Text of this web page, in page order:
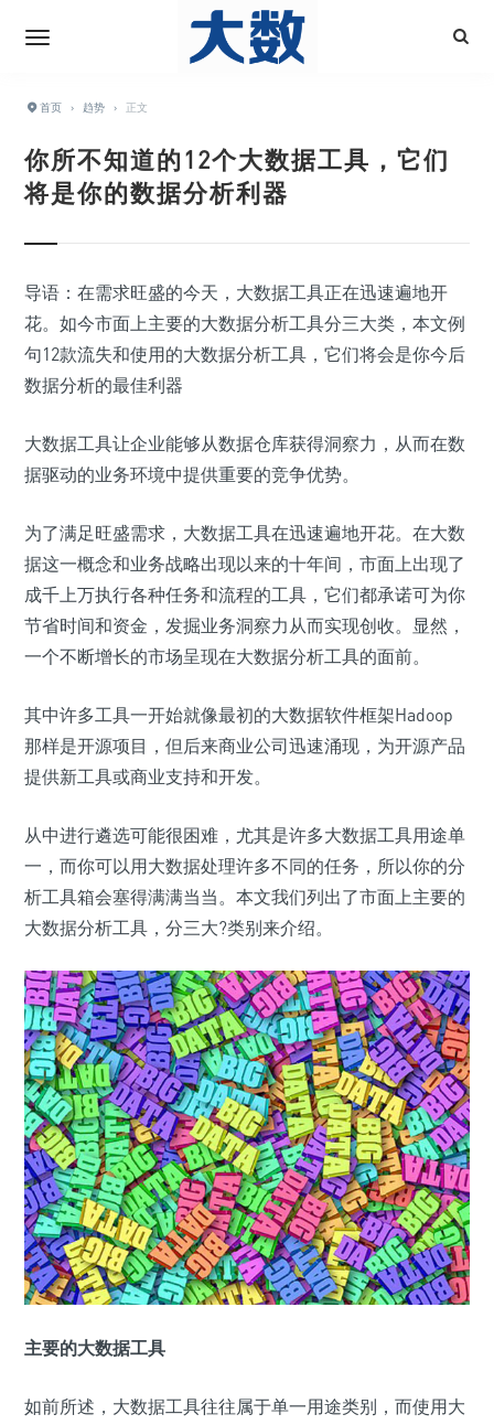
首页 › 趋势 › 正文
你所不知道的12个大数据工具，它们
将是你的数据分析利器
导语：在需求旺盛的今天，大数据工具正在迅速遍地开
花。如今市面上主要的大数据分析工具分三大类，本文例
句12款流失和使用的大数据分析工具，它们将会是你今后
数据分析的最佳利器
大数据工具让企业能够从数据仓库获得洞察力，从而在数
据驱动的业务环境中提供重要的竞争优势。
为了满足旺盛需求，大数据工具在迅速遍地开花。在大数
据这一概念和业务战略出现以来的十年间，市面上出现了
成千上万执行各种任务和流程的工具，它们都承诺可为你
节省时间和资金，发掘业务洞察力从而实现创收。显然，
一个不断增长的市场呈现在大数据分析工具的面前。
其中许多工具一开始就像最初的大数据软件框架Hadoop
那样是开源项目，但后来商业公司迅速涌现，为开源产品
提供新工具或商业支持和开发。
从中进行遴选可能很困难，尤其是许多大数据工具用途单
一，而你可以用大数据处理许多不同的任务，所以你的分
析工具箱会塞得满满当当。本文我们列出了市面上主要的
大数据分析工具，分三大?类别来介绍。
主要的大数据工具
如前所述，大数据工具往往属于单一用途类别，而使用大